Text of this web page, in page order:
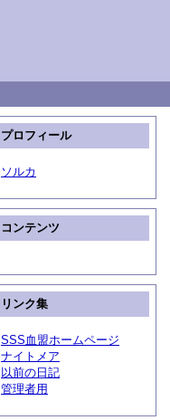
プロフィール
ソルカ
コンテンツ
リンク集
SSS血盟ホームページ
ナイトメア
以前の日記
管理者用